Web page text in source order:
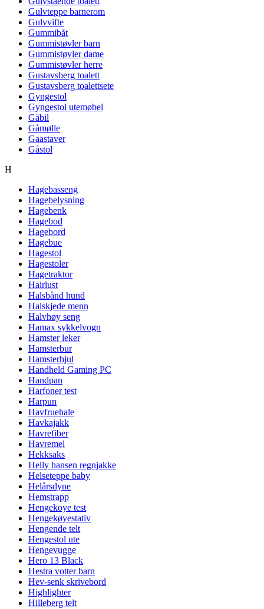
Gulvteppe barnerom
Gulvvifte
Gummibåt
Gummistøvler barn
Gummistøvler dame
Gummistøvler herre
Gustavsberg toalett
Gustavsberg toalettsete
Gyngestol
Gyngestol utemøbel
Gåbil
Gåmølle
Gaastaver
Gåstol
H
Hagebasseng
Hagebelysning
Hagebenk
Hagebod
Hagebord
Hagebue
Hagestol
Hagestoler
Hagetraktor
Hairlust
Halsbånd hund
Halskjede menn
Halvhøy seng
Hamax sykkelvogn
Hamster leker
Hamsterbur
Hamsterhjul
Handheld Gaming PC
Handpan
Harfoner test
Harpun
Havfruehale
Havkajakk
Havrefiber
Havremel
Hekksaks
Helly hansen regnjakke
Helseteppe baby
Helårsdyne
Hemstrapp
Hengekoye test
Hengekøyestativ
Hengende telt
Hengestol ute
Hengevugge
Hero 13 Black
Hestra votter barn
Hev-senk skrivebord
Highlighter
Hilleberg telt